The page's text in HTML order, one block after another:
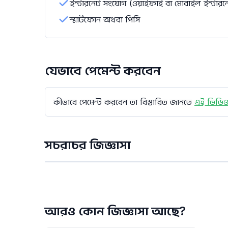
ইন্টারনেট সংযোগ (ওয়াইফাই বা মোবাইল
স্মার্টফোন অথবা পিসি
যেভাবে পেমেন্ট করবেন
কীভাবে পেমেন্ট করবেন তা বিস্তারিত জানতে এই
সচরাচর জিজ্ঞাসা
আরও কোন জিজ্ঞাসা আছে?